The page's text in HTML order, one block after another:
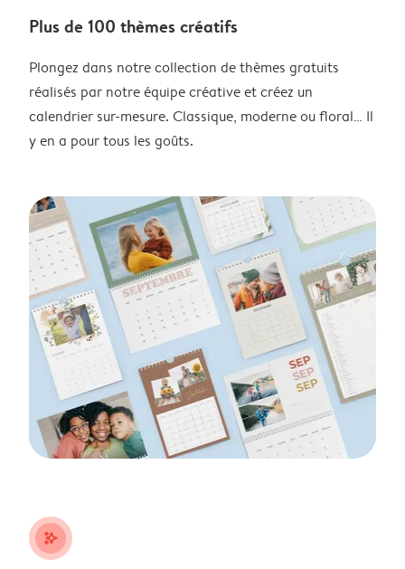
Plus de 100 thèmes créatifs
Plongez dans notre collection de thèmes gratuits
réalisés par notre équipe créative et créez un
calendrier sur-mesure. Classique, moderne ou floral… Il
y en a pour tous les goûts.
stars_plus